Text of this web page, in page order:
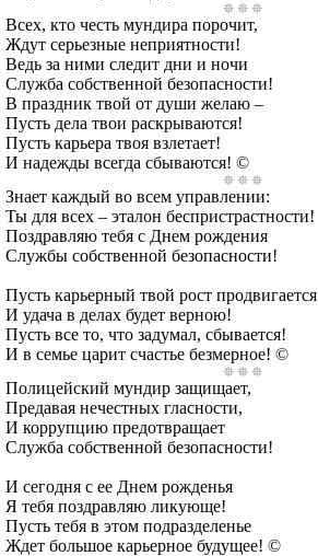
Всех, кто честь мундира порочит,
Ждут серьезные неприятности!
Ведь за ними следит дни и ночи
Служба собственной безопасности!
В праздник твой от души желаю –
Пусть дела твои раскрываются!
Пусть карьера твоя взлетает!
И надежды всегда сбываются! ©
Знает каждый во всем управлении:
Ты для всех – эталон беспристрастности!
Поздравляю тебя с Днем рождения
Службы собственной безопасности!
Пусть карьерный твой рост продвигается
И удача в делах будет верною!
Пусть все то, что задумал, сбывается!
И в семье царит счастье безмерное! ©
Полицейский мундир защищает,
Предавая нечестных гласности,
И коррупцию предотвращает
Служба собственной безопасности!
И сегодня с ее Днем рожденья
Я тебя поздравляю ликующе!
Пусть тебя в этом подразделенье
Ждет большое карьерное будущее! ©